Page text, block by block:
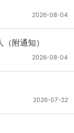
2026-08-04
附通知）
2026-08-04
2026-07-22